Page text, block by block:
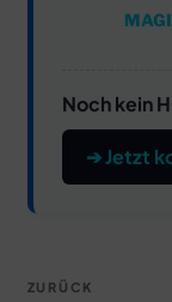
Noch kein
➔ Jetzt
Vorheriger
ZURÜCK